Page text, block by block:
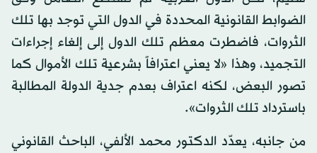
الضوابط القانونية المحددة في الدول التي توجد بها تلك
الثروات، فاضطرت معظم تلك الدول إلى إلغاء إجراءات
التجميد، وهذا «لا يعني اعترافاً بشرعية تلك الأموال كما
تصور البعض، لكنه اعتراف بعدم جدية الدولة المطالبة
باسترداد تلك الثروات».
من جانبه، يعدّد الدكتور محمد الألفي، الباحث القانوني